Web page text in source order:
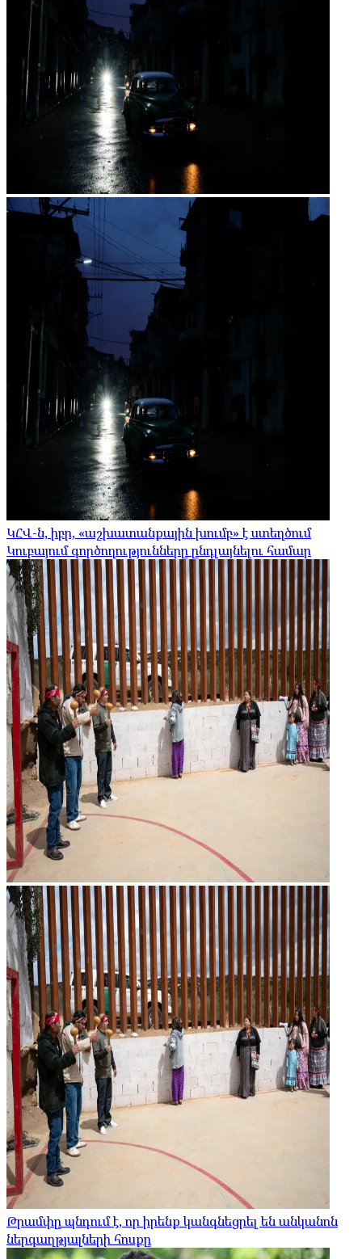
ԿՀՎ-ն, իբր, «աշխատանքային խումբ» է ստեղծում
Կուբայում գործողությունները ընդլայնելու համար
Թրամփը պնդում է, որ իրենք կանգնեցրել են անկանոն
ներգաղթյալների հոսքը